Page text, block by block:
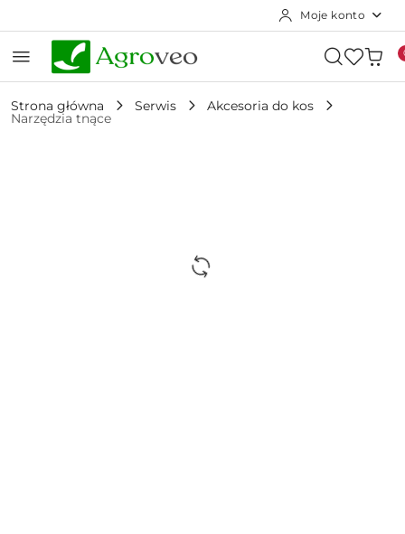
Moje konto
Strona główna Serwis Akcesoria do kos
Narzędzia tnące